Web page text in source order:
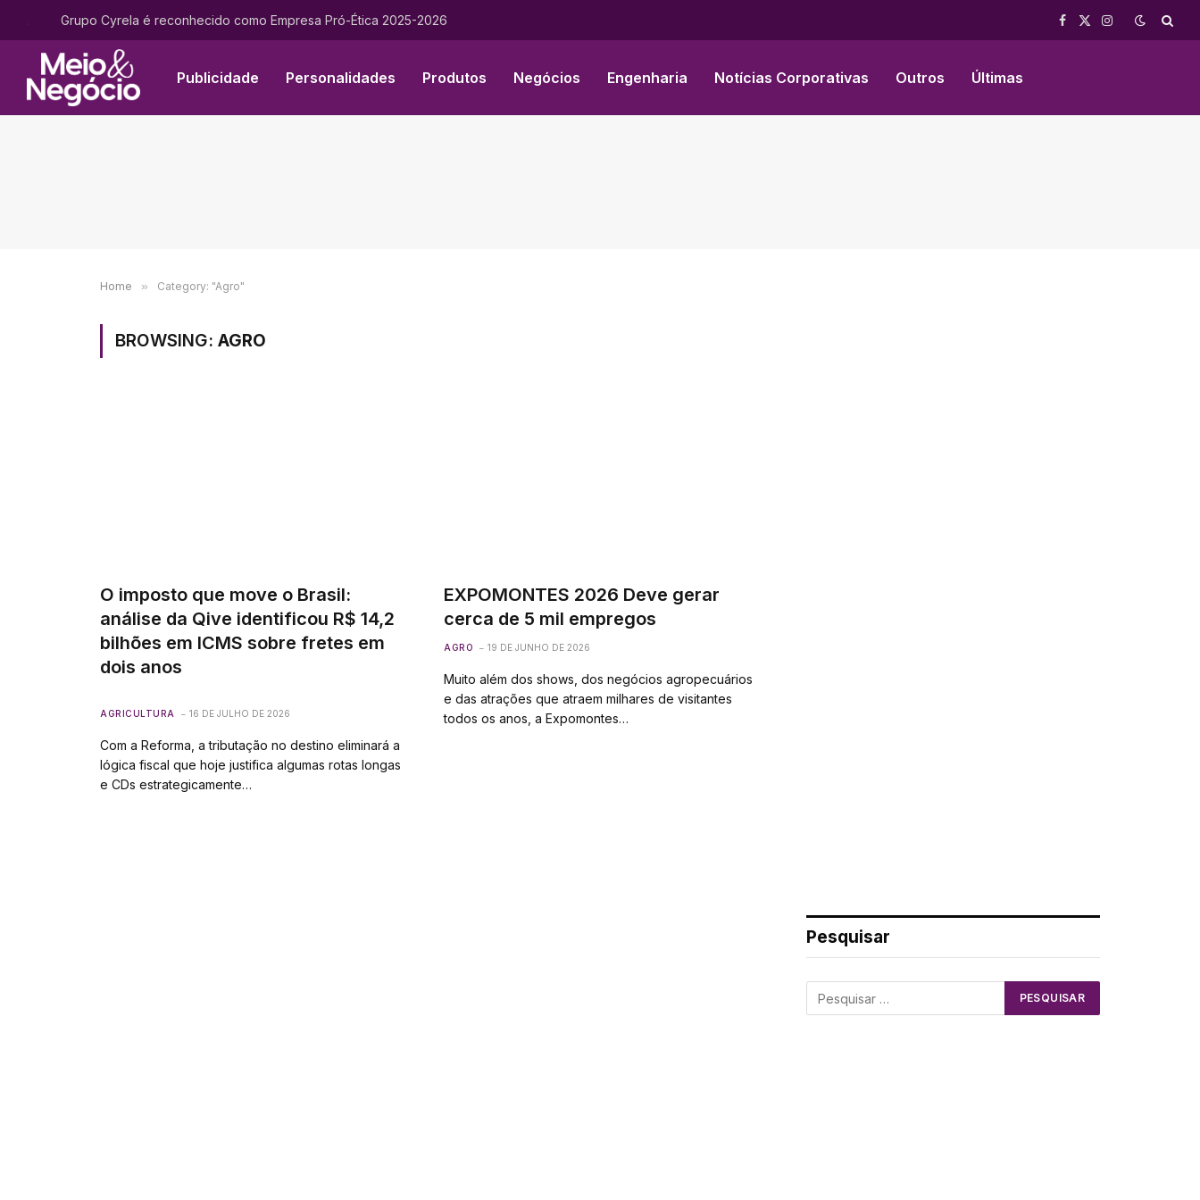
. Grupo Cyrela é reconhecido como Empresa Pró-Ética 2025-2026
Facebook
X
Instagram
Publicidade Personalidades Produtos Negócios Engenharia Notícias Corporativas Outros Últimas
Home » Category: "Agro"
BROWSING: AGRO
O imposto que move o Brasil:
análise da Qive identificou R$ 14,2
bilhões em ICMS sobre fretes em
dois anos
AGRICULTURA 16 DE JULHO DE 2026
Com a Reforma, a tributação no destino eliminará a
lógica fiscal que hoje justifica algumas rotas longas
e CDs estrategicamente…
EXPOMONTES 2026 Deve gerar
cerca de 5 mil empregos
AGRO 19 DE JUNHO DE 2026
Muito além dos shows, dos negócios agropecuários
e das atrações que atraem milhares de visitantes
todos os anos, a Expomontes…
Pesquisar